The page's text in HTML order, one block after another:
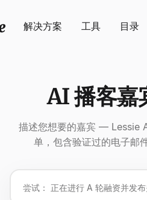
解决方案 工具 目录
AI 播客嘉
描述您想要的嘉宾 — Lessie
单，包含验证过的电子邮